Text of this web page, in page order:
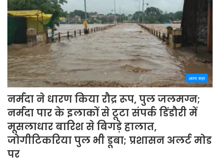
अपना शहर
नर्मदा ने धारण किया रौद्र रूप, पुल जलमग्न;
नर्मदा पार के इलाकों से टूटा संपर्क डिंडौरी में
मूसलाधार बारिश से बिगड़े हालात,
जोगीटिकरिया पुल भी डूबा; प्रशासन अलर्ट मोड
पर